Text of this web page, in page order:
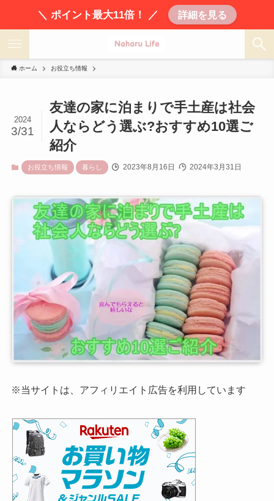
＼ ポイント最大11倍！ ／ 詳細を見る
ホーム お役立ち情報
友達の家に泊まりで手土産は社会
人ならどう選ぶ?おすすめ10選ご
紹介
2024
3/31
お役立ち情報 暮らし 2023年8月16日 2024年3月31日
※当サイトは、アフィリエイト広告を利用しています